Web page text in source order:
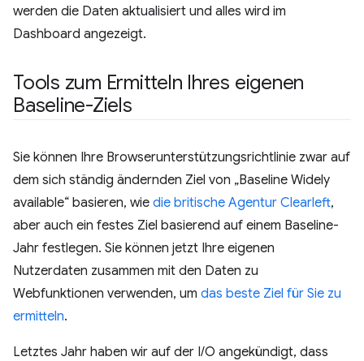
werden die Daten aktualisiert und alles wird im
Dashboard angezeigt.
Tools zum Ermitteln Ihres eigenen
Baseline-Ziels
Sie können Ihre Browserunterstützungsrichtlinie zwar auf
dem sich ständig ändernden Ziel von „Baseline Widely
available“ basieren, wie die britische Agentur Clearleft,
aber auch ein festes Ziel basierend auf einem Baseline-
Jahr festlegen. Sie können jetzt Ihre eigenen
Nutzerdaten zusammen mit den Daten zu
Webfunktionen verwenden, um das beste Ziel für Sie zu
ermitteln.
Letztes Jahr haben wir auf der I/O angekündigt, dass